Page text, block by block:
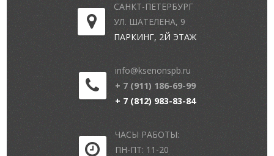
САНКТ-ПЕТЕРБУРГ
УЛ. ШАТЕЛЕНА, 9
ПАРКИНГ, 2Й ЭТАЖ
info@ksenonspb.ru
+ 7 (911) 186-69-99
+ 7 (812) 983-83-84
ЧАСЫ РАБОТЫ:
ПН-ПТ: 11-20